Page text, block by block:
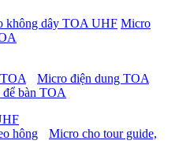
không dây TOA UHF Micro
Micro điện dung TOA
bàn TOA
hông
Micro cho tour guide,